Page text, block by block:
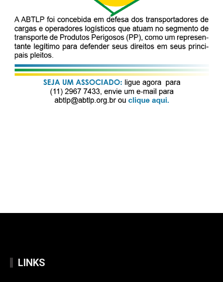
LINKS